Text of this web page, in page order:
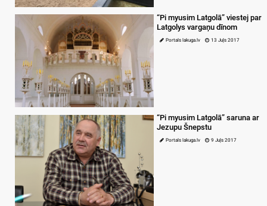
“Pi myusim Latgolā” viestej par
Latgolys vargaņu dīnom
Portals lakuga.lv 13 Juļs 2017
“Pi myusim Latgolā” saruna ar
Jezupu Šnepstu
Portals lakuga.lv 9 Juļs 2017